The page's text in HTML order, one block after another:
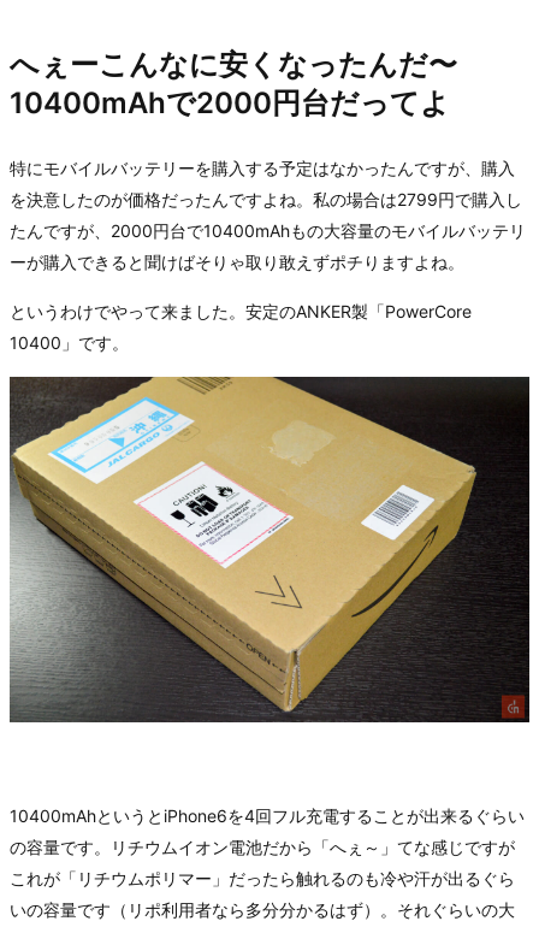
へぇーこんなに安くなったんだ〜
10400mAhで2000円台だってよ
特にモバイルバッテリーを購入する予定はなかったんですが、購入
を決意したのが価格だったんですよね。私の場合は2799円で購入し
たんですが、2000円台で10400mAhもの大容量のモバイルバッテリ
ーが購入できると聞けばそりゃ取り敢えずポチりますよね。
というわけでやって来ました。安定のANKER製「PowerCore
10400」です。
10400mAhというとiPhone6を4回フル充電することが出来るぐらい
の容量です。リチウムイオン電池だから「へぇ～」てな感じですが
これが「リチウムポリマー」だったら触れるのも冷や汗が出るぐら
いの容量です（リポ利用者なら多分分かるはず）。それぐらいの大